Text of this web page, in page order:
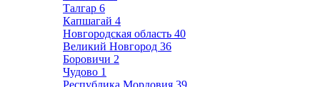
Талгар 6
Капшагай 4
Новгородская область 40
Великий Новгород 36
Боровичи 2
Чудово 1
Республика Мордовия 39